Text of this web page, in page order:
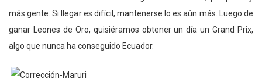
más gente. Si llegar es difícil, mantenerse lo es aún más. Luego de
ganar Leones de Oro, quisiéramos obtener un día un Grand Prix,
algo que nunca ha conseguido Ecuador.